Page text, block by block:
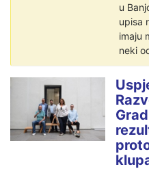
u
upisa
imaju
neki